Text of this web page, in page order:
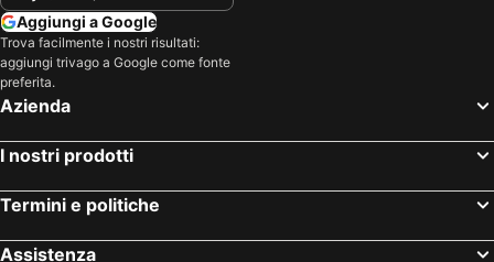
Aggiungi a Google
Trova facilmente i nostri risultati:
aggiungi trivago a Google come fonte
preferita.
Azienda
I nostri prodotti
Termini e politiche
Assistenza